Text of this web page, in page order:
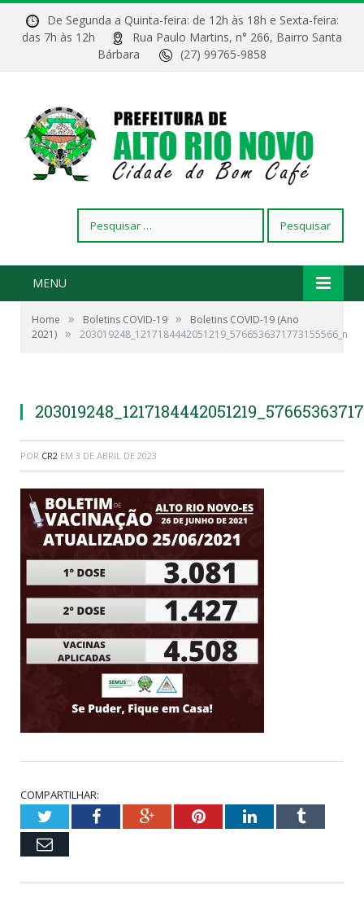
De Segunda a Quinta-feira: de 12h às 18h e Sexta-feira:
das 7h às 12h
Rua Paulo Martins, n° 266, Bairro Santa
Bárbara
(27) 99765-9858
por:
MENU
Home » Boletins COVID-19 »
Boletins COVID-19 (Ano
2021) » 203019248_1217184442051219_5766536371773155566_n
POR CR2 EM 3 DE ABRIL DE 2023
COMPARTILHAR:
TwitterFacebookGoogle+PinterestLinkedInTumblr
Email